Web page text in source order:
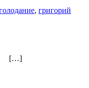
, григорий